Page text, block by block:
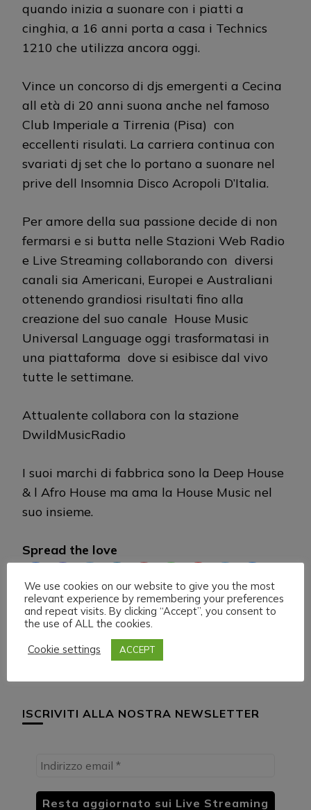
quando inizia a suonare con i piatti a
cinghia, a 16 anni porta a casa i Technics
1210 che utilizza ancora oggi.
Vince un concorso di djs emergenti a Cecina
all età di 20 anni suona anche nel famoso
Club Imperiale a Tirrenia (Pisa) con
eccellenti risulati. La carriera continua con
svariati dj set che lo portano a suonare nel
prive dell Insomnia Disco Acropoli D’Italia.
Per amore della sua passione decide di non
fermarsi e si butta nelle Stazioni Web Radio
e Live Streaming collaborando con diversi
canali sia Americani, Europei e Australiani
ottenendo grandiosi risultati fino alla
creazione del suo canale House Music
Universal Language oggi trasformatasi in
una piattaforma dove si esibisce dal vivo
tutte le settimane.
Attualente collabora con la stazione
DwildMusicRadio
I suoi marchi di fabbrica sono la Deep House
& l Afro House ma ama la House Music nel
suo insieme.
Spread the love
ISCRIVITI ALLA NOSTRA NEWSLETTER
We use cookies on our website to give you the most
relevant experience by remembering your preferences
and repeat visits. By clicking “Accept”, you consent to
the use of ALL the cookies.
Cookie settings
ACCEPT